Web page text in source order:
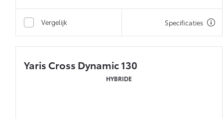
Vergelijk Specificaties
Yaris Cross Dynamic 130
HYBRIDE